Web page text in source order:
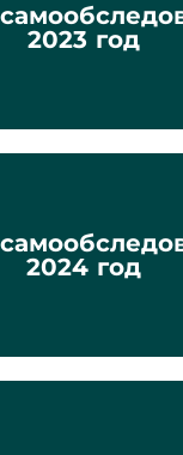
2023 год
2024 год